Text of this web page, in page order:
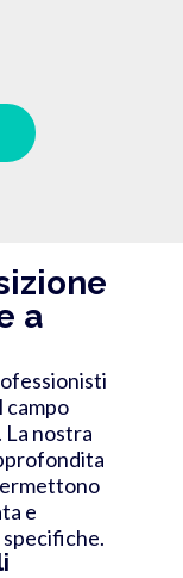
a
campo
. La nostra
e
specifiche.